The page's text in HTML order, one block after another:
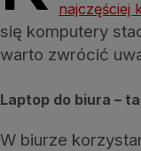
najczęściej
się komputery
warto zwrócić
Laptop do biura –
W biurze